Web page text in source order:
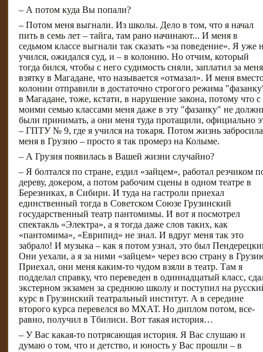
– А потом куда Вы попали?
– Потом меня выгнали. Из школы. Дело в том, что я начал
пить в семь лет – тайга, там рано начинают... И меня в
седьмом классе выгнали так сказать «за поведение». Я уже
учился, ожидался суд, и – в колонию. Но отчим, который
тогда бился, чтобы с него судимость сняли, заплатил за меня
взятку в Магадане, что называется «отмазал». И меня
колонии отправили в достаточно строгого режима
в Магадане, тоже, кстати, в нарушение закона, потому что с
моими семью классами меня даже в эту "фазанку" не
были принимать, а они меня туда протащили, официально
– ГПТУ № 9, где я учился на токаря. Потом жизнь забросила
меня в Грузию – просто я так промерз на Колыме.
– А Грузия появилась в Вашей жизни случайно?
– Я болтался по стране, ездил «зайцем», работал резчиком
дереву, докером, а потом рабочим сцены в одном театре в
Березниках, в Сибири. И туда на гастроли приехал
единственный тогда в Советском Союзе Грузинский
государственный театр пантомимы. И вот я посмотрел
спектакль «Электра», а я тогда даже слов таких, как
«пантомима», «Еврипид» не знал. И вдруг меня так это
забрало! И музыка – как я потом узнал, это был
Они уехали, а я за ними «зайцем» через всю страну в
Приехал, они меня каким-то чудом взяли в театр. Там я
подделал справку, что переведен в одиннадцатый класс,
экстерном экзамен за среднюю школу и поступил на
курс в Грузинский театральный институт. А в середине
второго курса перевелся во МХАТ. Но диплом потом, все-
равно, получил в Тбилиси. Вот такая история…
– У Вас какая-то потрясающая история. Я Вас слушаю и
думаю о том, что и детство, и юность у Вас прошли – в